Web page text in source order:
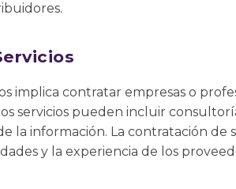
implica contratar empresas o
servicios pueden incluir
la información. La contratación
y la experiencia de los